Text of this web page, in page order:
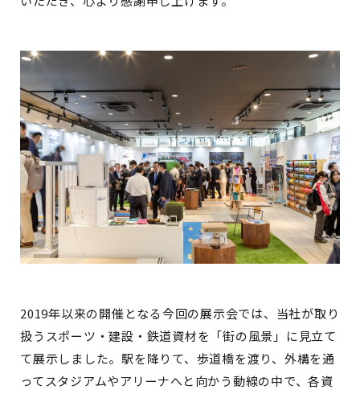
2019年以来の開催となる今回の展示会では、当社が取り
扱うスポーツ・建設・鉄道資材を「街の風景」に見立て
て展示しました。駅を降りて、歩道橋を渡り、外構を通
ってスタジアムやアリーナへと向かう動線の中で、各資